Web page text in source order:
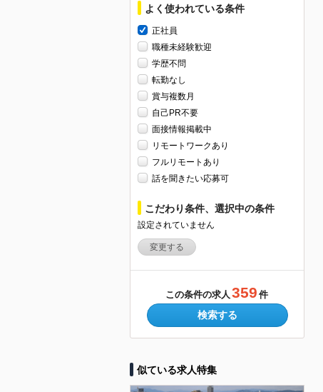
よく使われている条件
正社員
職種未経験歓迎
学歴不問
転勤なし
賞与複数月
自己PR不要
面接情報掲載中
リモートワークあり
フルリモートあり
話を聞きたい応募可
こだわり条件、選択中の条件
設定されていません
変更する
この条件の求人 359 件
検索する
似ている求人特集